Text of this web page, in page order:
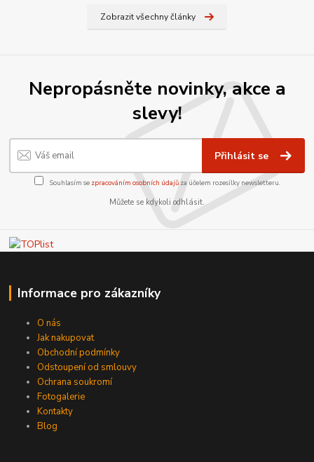
Zobrazit všechny články
Nepropásněte novinky, akce a
slevy!
Přihlásit se
Souhlasím se zpracováním osobních údajůza účelem rozesílky newsletteru.
Můžete se kdykoli odhlásit.
Informace pro zákazníky
O nás
Jak nakupovat
Obchodní podmínky
Odstoupení od smlouvy
Ochrana soukromí
Fotogalerie
Kontakty
Blog